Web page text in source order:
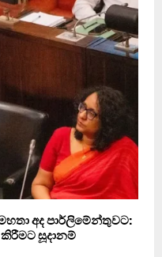
අද පාර්ලිමේන්තුවට:
සූදානම්